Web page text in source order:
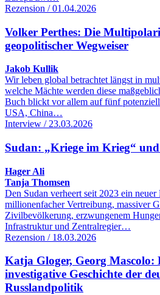
Rezension / 01.04.2026
Volker Perthes: Die
geopolitischer Wegweiser
Jakob Kullik
Wir leben global betrachtet längst in
welche Mächte werden diese
Buch blickt vor allem auf fünf
USA, China…
Interview / 23.03.2026
Sudan: „Kriege im Krieg“
Hager Ali
Tanja Thomsen
Den Sudan verheert seit 2023 ein
millionenfacher Vertreibung, massiver
Zivilbevölkerung, erzwungenem
Infrastruktur und Zentralregier…
Rezension / 18.03.2026
Katja Gloger, Georg Mascolo:
investigative Geschichte der
Russlandpolitik